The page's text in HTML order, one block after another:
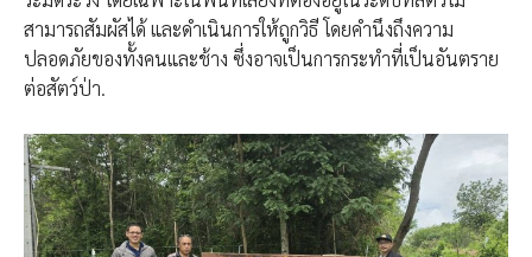
สามารถสัมผัสได้ และดำเนินการให้ถูกวิธี โดยคำนึงถึงความ
ปลอดภัยของทั้งคนและช้าง ซึ่งอาจเป็นการกระทำที่เป็นอันตราย
ต่อสัตว์ป่า.